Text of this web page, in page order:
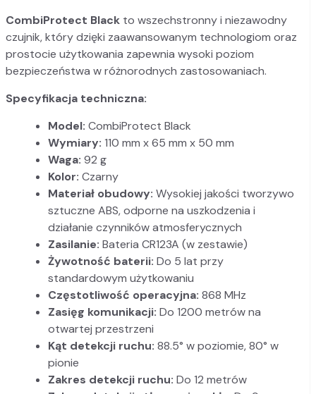
CombiProtect Black to wszechstronny i niezawodny
czujnik, który dzięki zaawansowanym technologiom oraz
prostocie użytkowania zapewnia wysoki poziom
bezpieczeństwa w różnorodnych zastosowaniach.
Specyfikacja techniczna:
Model: CombiProtect Black
Wymiary: 110 mm x 65 mm x 50 mm
Waga: 92 g
Kolor: Czarny
Materiał obudowy: Wysokiej jakości tworzywo
sztuczne ABS, odporne na uszkodzenia i
działanie czynników atmosferycznych
Zasilanie: Bateria CR123A (w zestawie)
Żywotność baterii: Do 5 lat przy
standardowym użytkowaniu
Częstotliwość operacyjna: 868 MHz
Zasięg komunikacji: Do 1200 metrów na
otwartej przestrzeni
Kąt detekcji ruchu: 88.5° w poziomie, 80° w
pionie
Zakres detekcji ruchu: Do 12 metrów